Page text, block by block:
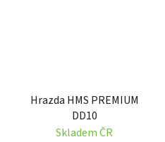
Hrazda HMS PREMIUM
DD10
Skladem ČR